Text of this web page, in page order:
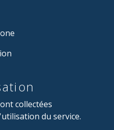
collectées
du service.